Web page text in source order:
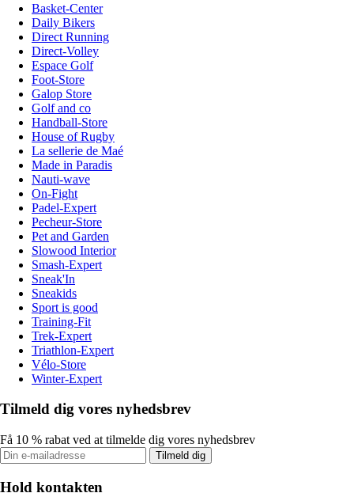
Basket-Center
Daily Bikers
Direct Running
Direct-Volley
Espace Golf
Foot-Store
Galop Store
Golf and co
Handball-Store
House of Rugby
La sellerie de Maé
Made in Paradis
Nauti-wave
On-Fight
Padel-Expert
Pecheur-Store
Pet and Garden
Slowood Interior
Smash-Expert
Sneak'In
Sneakids
Sport is good
Training-Fit
Trek-Expert
Triathlon-Expert
Vélo-Store
Winter-Expert
Tilmeld dig vores nyhedsbrev
Få 10 % rabat ved at tilmelde dig vores nyhedsbrev
Tilmeld dig
Hold kontakten